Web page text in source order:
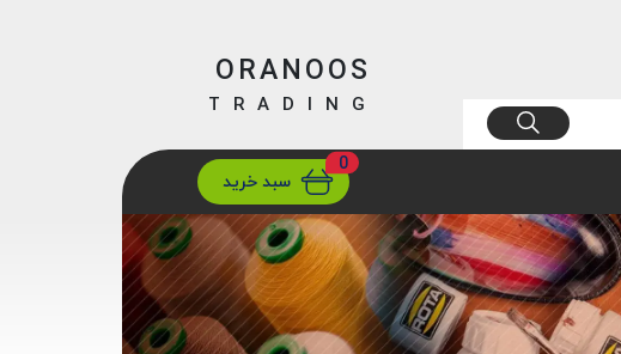
ارسالتهران/ تهران
ORANOOS
TRADING
0
سبد خرید